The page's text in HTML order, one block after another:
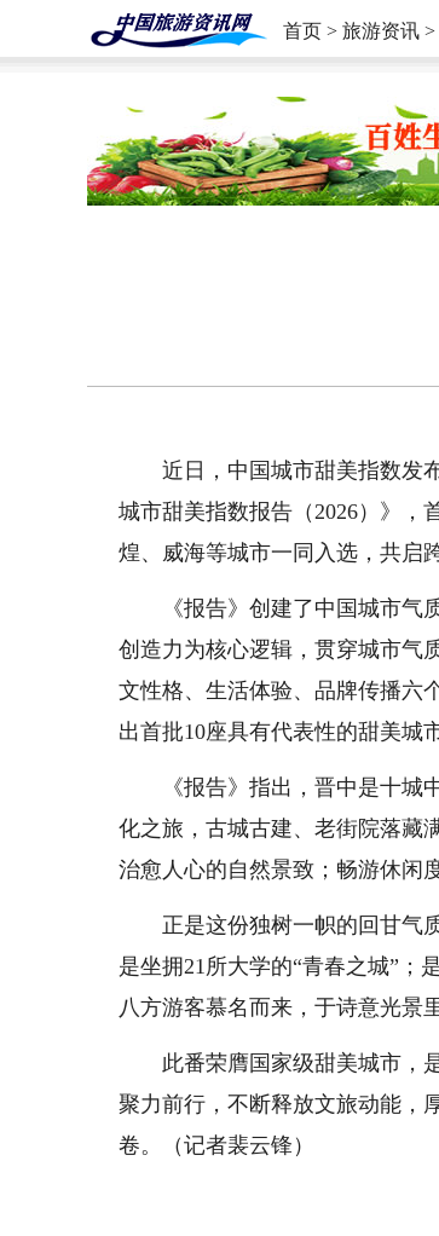
首页 > 旅游资讯 >
近日，中国城市甜美指数发布
城市甜美指数报告（2026）》，
煌、威海等城市一同入选，共启
《报告》创建了中国城市气质
创造力为核心逻辑，贯穿城市气
文性格、生活体验、品牌传播六
出首批10座具有代表性的甜美城市
《报告》指出，晋中是十城中
化之旅，古城古建、老街院落藏
治愈人心的自然景致；畅游休闲
正是这份独树一帜的回甘气质
是坐拥21所大学的“青春之城”
八方游客慕名而来，于诗意光景
此番荣膺国家级甜美城市，是
聚力前行，不断释放文旅动能，
卷。（记者裴云锋）